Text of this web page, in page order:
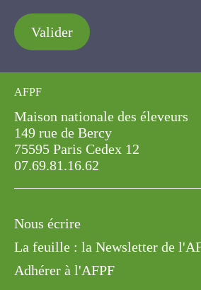
Valider
AFPF
Maison nationale des éleveurs
149 rue de Bercy
75595 Paris Cedex 12
07.69.81.16.62
Nous écrire
La feuille : la Newsletter de
Adhérer à l'AFPF